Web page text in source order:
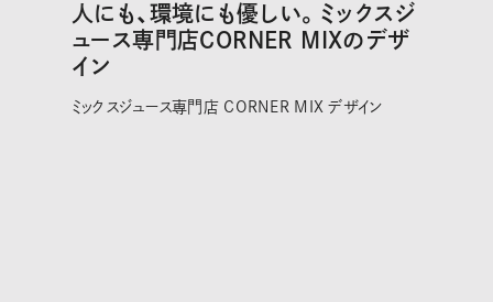
人にも、環境にも優しい。ミックスジ
ュース専門店CORNER MIXのデザ
イン
ミックスジュース専門店 CORNER MIX デザイン